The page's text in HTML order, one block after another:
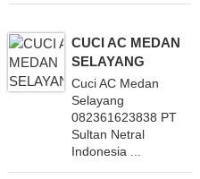
CUCI AC MEDAN
SELAYANG
Cuci AC Medan
Selayang
082361623838 PT
Sultan Netral
Indonesia ...